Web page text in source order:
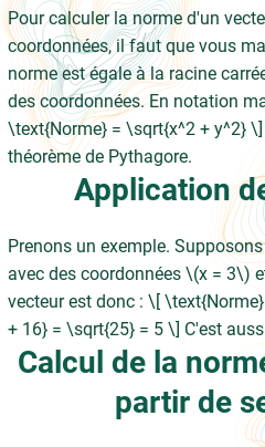
Pour calculer la norme d'un
coordonnées, il faut que vous
norme est égale à la racine
des coordonnées. En notation
\text{Norme} = \sqrt{x^2 + y^2}
théorème de Pythagore.
Application
Prenons un exemple.
avec des coordonnées \(x = 3\)
vecteur est donc : \[
+ 16} = \sqrt{25} = 5 \] C'est
Calcul de la
partir de